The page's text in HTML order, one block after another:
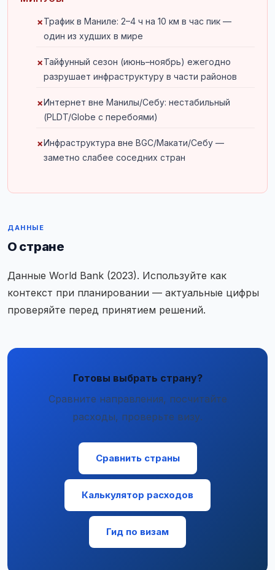
Трафик в Маниле: 2–4 ч на 10 км в час пик —
один из худших в мире
Тайфунный сезон (июнь–ноябрь) ежегодно
разрушает инфраструктуру в части районов
Интернет вне Манилы/Себу: нестабильный
(PLDT/Globe с перебоями)
Инфраструктура вне BGC/Макати/Себу —
заметно слабее соседних стран
ДАННЫЕ
О стране
Данные World Bank (2023). Используйте как
контекст при планировании — актуальные цифры
проверяйте перед принятием решений.
Готовы выбрать страну?
Сравните направления, посчитайте
расходы, проверьте визу.
Сравнить страны
Калькулятор расходов
Гид по визам